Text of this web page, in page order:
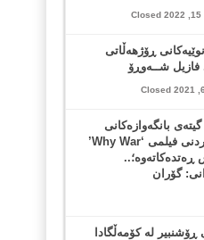
ڕۆژهەڵاتی
فازیل شــەوڕۆ
بانگەوازەکانی
بۆیکاتکردنی فیلمی ‘Why War’
ڕەتدەکاتەوە؛..
گۆران
ڕۆشنبیر لە کۆمەڵگادا